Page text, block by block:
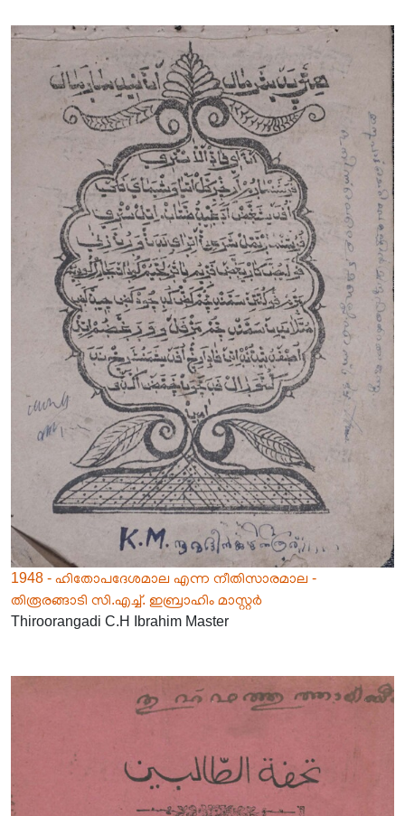
1948 - ഹിതോപദേശമാല എന്ന നീതിസാരമാല -
തിരൂരങ്ങാടി സി.എച്ച്. ഇബ്രാഹിം മാസ്റ്റർ
Thiroorangadi C.H Ibrahim Master